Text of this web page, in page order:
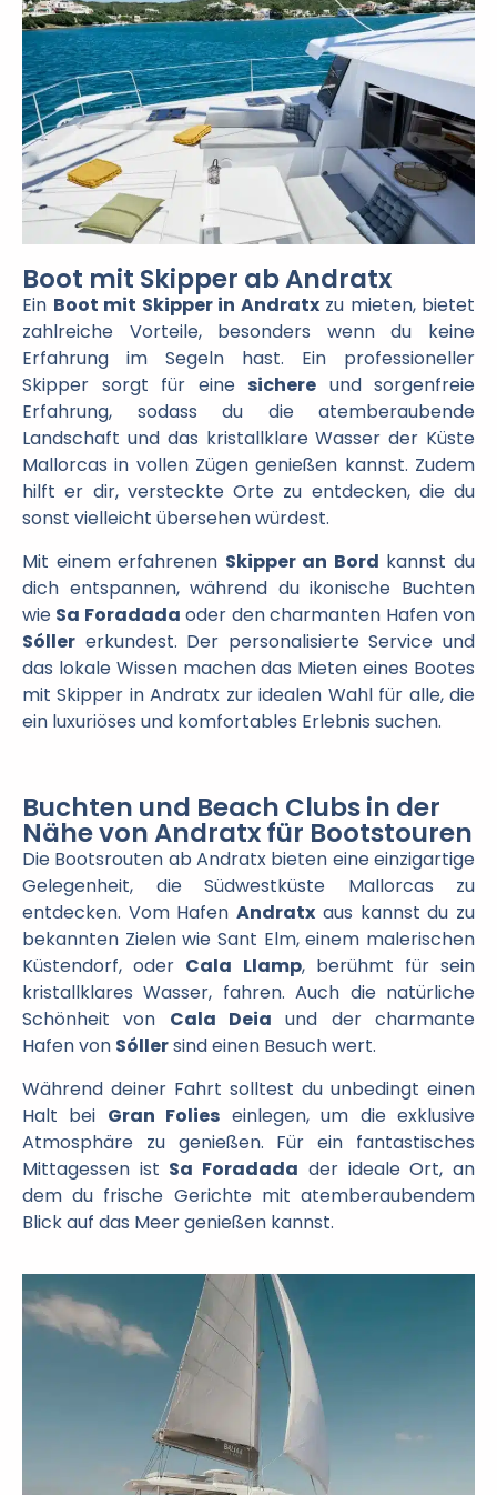
Boot mit Skipper ab Andratx
Ein Boot mit Skipper in Andratxzu mieten, bietet
zahlreiche Vorteile, besonders wenn du keine
Erfahrung im Segeln hast. Ein professioneller
Skipper sorgt für eine sichere und sorgenfreie
Erfahrung, sodass du die atemberaubende
Landschaft und das kristallklare Wasser der Küste
Mallorcas in vollen Zügen genießen kannst. Zudem
hilft er dir, versteckte Orte zu entdecken, die du
sonst vielleicht übersehen würdest.
Mit einem erfahrenen Skipper an Bord kannst du
dich entspannen, während du ikonische Buchten
wie Sa Foradada oder den charmanten Hafen von
Sóller erkundest. Der personalisierte Service und
das lokale Wissen machen das Mieten eines Bootes
mit Skipper in Andratx zur idealen Wahl für alle, die
ein luxuriöses und komfortables Erlebnis suchen.
Buchten und Beach Clubs in der
Nähe von Andratx für Bootstouren
Die Bootsrouten ab Andratx bieten eine einzigartige
Gelegenheit, die Südwestküste Mallorcas zu
entdecken. Vom HafenAndratx aus kannst du zu
bekannten Zielen wie Sant Elm, einem malerischen
Küstendorf, oder Cala Llamp, berühmt für sein
kristallklares Wasser, fahren. Auch die natürliche
Schönheit von Cala Deia und der charmante
Hafen von Sóllersind einen Besuch wert.
Während deiner Fahrt solltest du unbedingt einen
Halt bei Gran Folies einlegen, um die exklusive
Atmosphäre zu genießen. Für ein fantastisches
Mittagessen ist Sa Foradada der ideale Ort, an
dem du frische Gerichte mit atemberaubendem
Blick auf das Meer genießen kannst.